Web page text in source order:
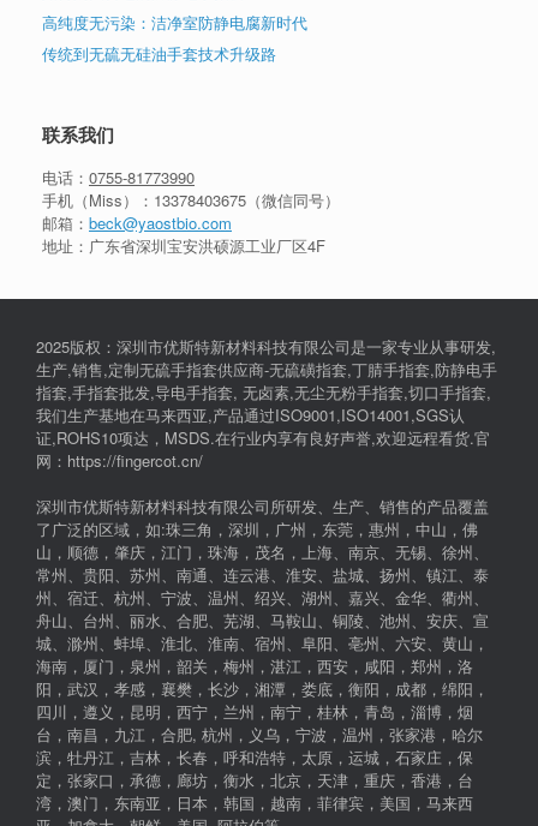
高纯度无污染：洁净室防静电腐新时代
传统到无硫无硅油手套技术升级路
联系我们
电话： 0755-81773990
手机（Miss）： 13378403675 （微信同号）
邮箱： beck@yaostbio.com
地址：广东省深圳宝安洪硕源工业厂区4F
2025版权：深圳市优斯特新材料科技有限公司是一家专业从事研发,
生产,销售,定制无硫手指套供应商-无硫磺指套,丁腈手指套,防静电手
指套,手指套批发,导电手指套, 无卤素,无尘无粉手指套,切口手指套,
我们生产基地在马来西亚,产品通过ISO9001,ISO14001,SGS认
证,ROHS10项达，MSDS.在行业内享有良好声誉,欢迎远程看货.官
网：https://fingercot.cn/
深圳市优斯特新材料科技有限公司所研发、生产、销售的产品覆盖
了广泛的区域，如:珠三角，深圳，广州，东莞，惠州，中山，佛
山，顺德，肇庆，江门，珠海，茂名，上海、南京、无锡、徐州、
常州、贵阳、苏州、南通、连云港、淮安、盐城、扬州、镇江、泰
州、宿迁、杭州、宁波、温州、绍兴、湖州、嘉兴、金华、衢州、
舟山、台州、丽水、合肥、芜湖、马鞍山、铜陵、池州、安庆、宣
城、滁州、蚌埠、淮北、淮南、宿州、阜阳、亳州、六安、黄山，
海南，厦门，泉州，韶关，梅州，湛江，西安，咸阳，郑州，洛
阳，武汉，孝感，襄樊，长沙，湘潭，娄底，衡阳，成都，绵阳，
四川，遵义，昆明，西宁，兰州，南宁，桂林，青岛，淄博，烟
台，南昌，九江，合肥, 杭州，义乌，宁波，温州，张家港，哈尔
滨，牡丹江，吉林，长春，呼和浩特，太原，运城，石家庄，保
定，张家口，承德，廊坊，衡水，北京，天津，重庆，香港，台
湾，澳门，东南亚，日本，韩国，越南，菲律宾，美国，马来西